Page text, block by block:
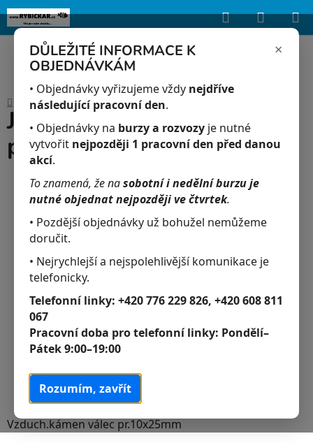
×
DŮLEŽITÉ INFORMACE K
OBJEDNÁVKÁM
• Objednávky vyřizujeme vždy nejdříve
následující pracovní den.
• Objednávky na burzy a rozvozy je nutné
vytvořit nejpozději 1 pracovní den před danou
akcí.
To znamená, že nasobotní i nedělní burzu je
nutné objednat nejpozději ve čtvrtek.
• Pozdější objednávky už bohužel nemůžeme
doručit.
• Nejrychlejší a nejspolehlivější komunikace je
telefonicky.
Telefonní linky: +420 776 229 826, +420 608 811
067
Pracovní doba pro telefonní linky: Pondělí–
Pátek 9:00–19:00
Rozumím, zavřít
Upozorňujeme, že uvedená skladová dostupnost je orientační a může se
lišit podle aktuálních objednávek a prodeje v reálném čase.
obsah
Hledat
KOŠÍK
DomůAkvaristika / JK-Vzduch.kámen válec pr.10x25mm
Vzduch.kámen válec pr.10x25mm
JK-Vzduch.kámen válec
pr.10x25mm